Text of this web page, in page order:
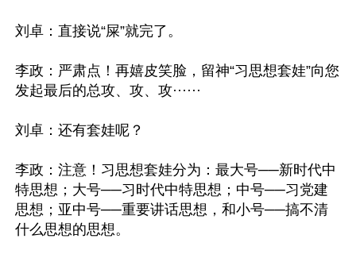
刘卓：直接说“屎”就完了。
李政：严肃点！再嬉皮笑脸，留神“习思想套娃”向您
发起最后的总攻、攻、攻······
刘卓：还有套娃呢？
李政：注意！习思想套娃分为：最大号──新时代中
特思想；大号──习时代中特思想；中号──习党建
思想；亚中号──重要讲话思想，和小号──搞不清
什么思想的思想。